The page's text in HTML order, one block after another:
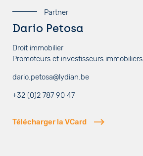
Partner
Dario Petosa
Droit immobilier
Promoteurs et investisseurs immobiliers
dario.petosa@lydian.be
+32 (0)2 787 90 47
Télécharger la VCard